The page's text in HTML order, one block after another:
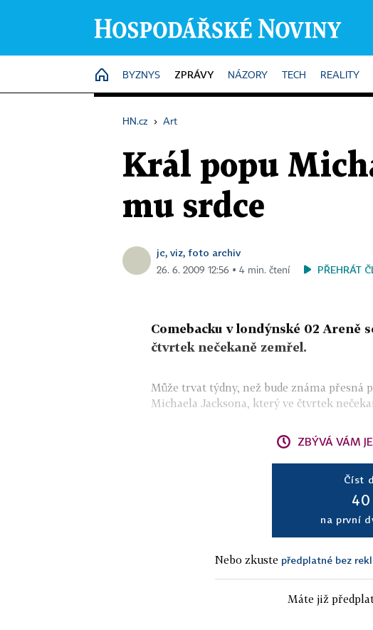
HOME
BYZNYS ZPRÁVY NÁZORY TECH REALITY
HN.cz › Art
Král popu
mu srdce
jc, viz, foto archiv
26. 6. 2009 12:56 ▪ 4 min. čtení PŘEHRÁT
Comebacku v londýnské 02 Areně
čtvrtek nečekaně zemřel.
Může trvat týdny, než bude známa přesná
Michaela Jacksona, který ve čtvrtek
ZBÝVÁ VÁM
Číst
40
na první
Nebo zkuste předplatné bez
Máte již